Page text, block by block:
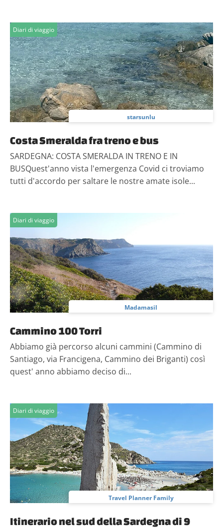
Diari di viaggio
starsunlu
Costa Smeralda fra treno e bus
SARDEGNA: COSTA SMERALDA IN TRENO E IN
BUSQuest'anno vista l'emergenza Covid ci troviamo
tutti d'accordo per saltare le nostre amate isole...
Diari di viaggio
Madamasil
Cammino 100 Torri
Abbiamo già percorso alcuni cammini (Cammino di
Santiago, via Francigena, Cammino dei Briganti) così
quest' anno abbiamo deciso di...
Diari di viaggio
Travel Planner Family
Itinerario nel sud della Sardegna di 9